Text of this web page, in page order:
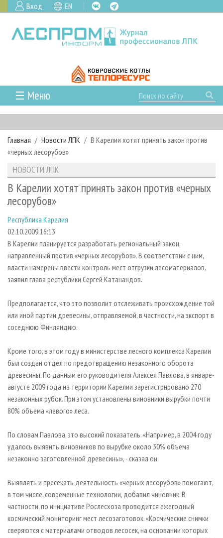
Вход EN
☰ Меню
ГЛАВНАЯ
РУБРИКИ И ТЕМЫ
РУБРИКИ ЖУРНАЛА
ЛЕСОЗАГОТОВКА
ЛЕСОПИЛЕНИЕ
СУШКА ДРЕВЕСИНЫ
ПРОИЗВОДСТВО ДРЕВЕСНЫХ ПЛИТ
ДЕРЕВЯННОЕ ДОМОСТРОЕНИЕ
ПРОИЗВОДСТВО МЕБЕЛИ
ЦБП
ИНСТРУМЕНТ И МАТЕРИАЛЫ
НОВОСТИ
НОВОСТИ ЛПК
НОВОСТИ ЖУРНАЛА
ПРОЕКТЫ ЛПИ
АНАЛИТИКА
ПРЕДПРИЯТИЯ ЛПК
ПЕРСОНЫ
МОБИЛЬНЫЕ ВЫСТАВКИ
ОФИЦИАЛЬНЫЕ ДЕЛЕГАЦИИ
ПРИОРИТЕТНЫЕ ИНВЕСТПРОЕКТЫ
ГАЗЕТА ЛЕСПРОМФОРУМ
БИБЛИОТЕКА СПЕЦИАЛИСТА
АРХИВ
АРХИВ ЖУРНАЛОВ
СТАТЬИ
О ЖУРНАЛЕ
ПОДПИСКА
КОНТАКТЫ
РЕКЛАМОДАТЕЛЯМ
РЕКЛАМА
РЕКЛАМА НА САЙТЕ
Главная Новости ЛПК
В Карелии хотят принять закон против
«черных лесорубов»
НОВОСТИ ЛПК
В Карелии хотят принять закон против «черных
лесорубов»
Республика Карелия
02.10.2009 16:13
В Карелии планируется разработать региональный закон,
направленный против «черных лесорубов». В соответствии с ним,
власти намерены ввести контроль мест отгрузки лесоматериалов,
заявил глава республики Сергей Катанандов.
Предполагается, что это позволит отслеживать происхождение той
или иной партии древесины, отправляемой, в частности, на экспорт в
соседнюю Финляндию.
Кроме того, в этом году в министерстве лесного комплекса Карелии
был создан отдел по предотвращению незаконного оборота
древесины. По данным его руководителя Алексея Павлова, в январе-
августе 2009 года на территории Карелии зарегистрировано 270
незаконных рубок. При этом установлены виновники вырубки почти
80% объема «левого» леса.
По словам Павлова, это высокий показатель. «Например, в 2004 году
удалось выявить виновников по вырубке около 30% объема
незаконно заготовленной древесины», - сказал он.
Выявлять и пресекать деятельность «черных лесорубов» помогают,
в том числе, современные технологии, добавил чиновник. В
частности, по инициативе Рослесхоза проводится ежегодный
космический мониторинг мест лесозаготовок. «Космические снимки
сверяются с материалами отводов лесосек, на основании которых